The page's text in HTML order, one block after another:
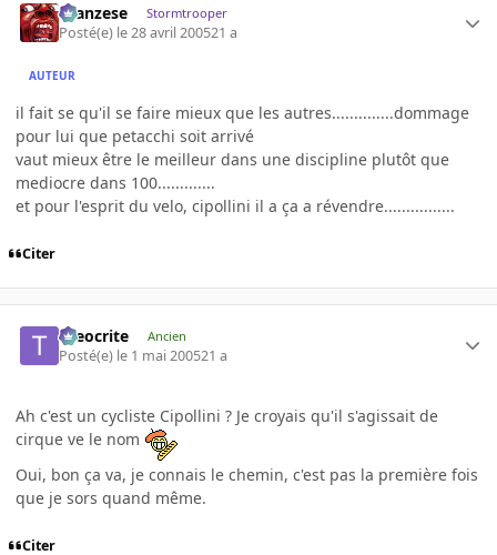
ilcanzese Stormtrooper
Posté(e) le 28 avril 200521 a
AUTEUR
il fait se qu'il se faire mieux que les autres..............dommage
pour lui que petacchi soit arrivé
vaut mieux être le meilleur dans une discipline plutôt que
mediocre dans 100.............
et pour l'esprit du velo, cipollini il a ça a révendre................
Citer
theocrite Ancien
Posté(e) le 1 mai 200521 a
Ah c'est un cycliste Cipollini ? Je croyais qu'il s'agissait de
cirque ve le nom
Oui, bon ça va, je connais le chemin, c'est pas la première fois
que je sors quand même.
Citer